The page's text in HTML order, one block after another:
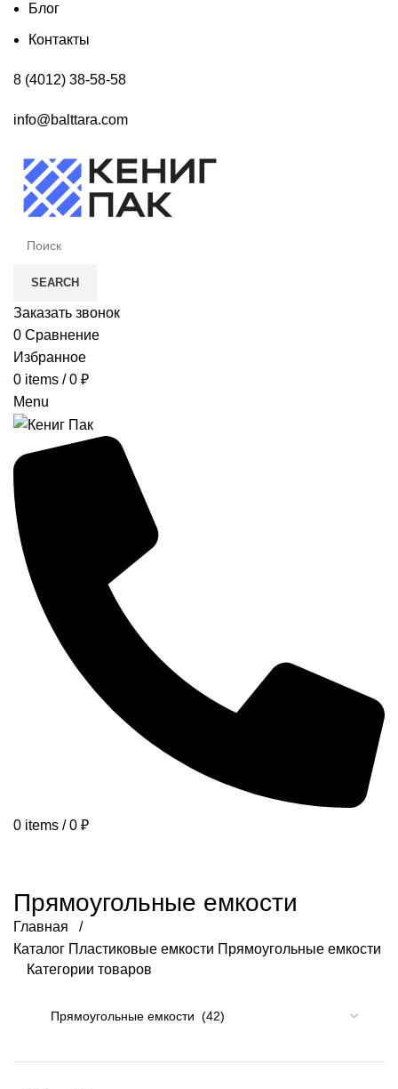
Блог
Контакты
8 (4012) 38-58-58
info@balttara.com
SEARCH
Заказать звонок
0 Сравнение
Избранное
0 items / 0 ₽
Menu
0 items / 0 ₽
Прямоугольные емкости
Главная /
Каталог Пластиковые емкости Прямоугольные емкости
Категории товаров